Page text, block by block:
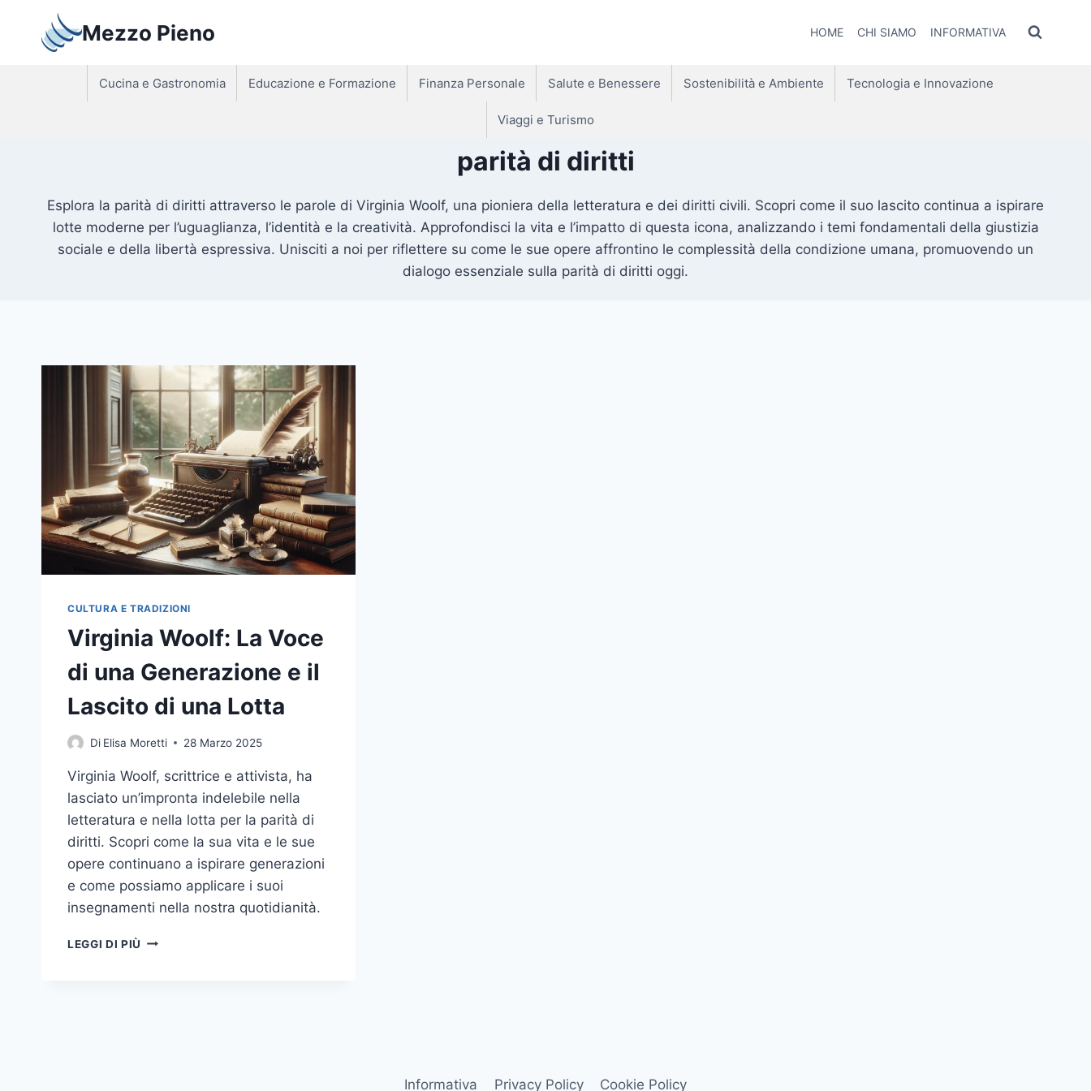
contenuto
Mezzo Pieno HOME CHI SIAMO INFORMATIVA
Cucina e Gastronomia Educazione e Formazione Finanza Personale Salute e Benessere Sostenibilità e Ambiente Tecnologia e Innovazione
Viaggi e Turismo
parità di diritti
Esplora la parità di diritti attraverso le parole di Virginia Woolf, una pioniera della letteratura e dei diritti civili. Scopri come il suo lascito continua a ispirare
lotte moderne per l’uguaglianza, l’identità e la creatività. Approfondisci la vita e l’impatto di questa icona, analizzando i temi fondamentali della giustizia
sociale e della libertà espressiva. Unisciti a noi per riflettere su come le sue opere affrontino le complessità della condizione umana, promuovendo un
dialogo essenziale sulla parità di diritti oggi.
CULTURA E TRADIZIONI
Virginia Woolf: La Voce
di una Generazione e il
Lascito di una Lotta
Di Elisa Moretti 28 Marzo 2025
Virginia Woolf, scrittrice e attivista, ha
lasciato un’impronta indelebile nella
letteratura e nella lotta per la parità di
diritti. Scopri come la sua vita e le sue
opere continuano a ispirare generazioni
e come possiamo applicare i suoi
insegnamenti nella nostra quotidianità.
LEGGI DI PIÙ VIRGINIA
Informativa Privacy Policy Cookie Policy